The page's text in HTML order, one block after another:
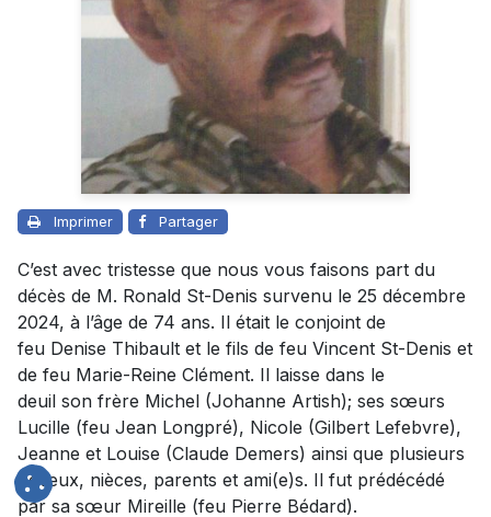
Imprimer Partager
C’est avec tristesse que nous vous faisons part du
décès de M. Ronald St-Denis survenu le 25 décembre
2024, à l’âge de 74 ans. Il était le conjoint de
feu Denise Thibault et le fils de feu Vincent St-Denis et
de feu Marie-Reine Clément. Il laisse dans le
deuil son frère Michel (Johanne Artish); ses sœurs
Lucille (feu Jean Longpré), Nicole (Gilbert Lefebvre),
Jeanne et Louise (Claude Demers) ainsi que plusieurs
neveux, nièces, parents et ami(e)s. Il fut prédécédé
par sa sœur Mireille (feu Pierre Bédard).